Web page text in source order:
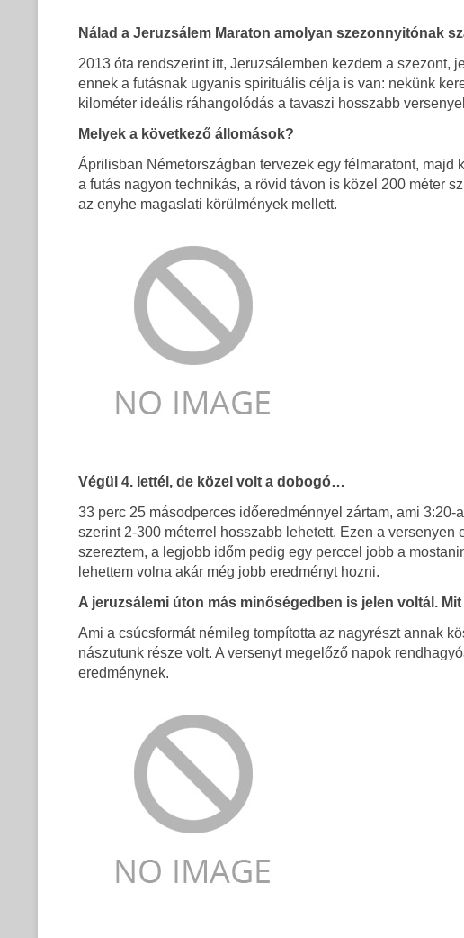
Nálad a Jeruzsálem Maraton amolyan szezonnyitónak
2013 óta rendszerint itt, Jeruzsálemben kezdem a szezont,
ennek a futásnak ugyanis spirituális célja is van: nekünk
kilométer ideális ráhangolódás a tavaszi hosszabb
Melyek a következő állomások?
Áprilisban Németországban tervezek egy félmaratont,
a futás nagyon technikás, a rövid távon is közel 200 méter
az enyhe magaslati körülmények mellett.
Végül 4. lettél, de közel volt a dobogó…
33 perc 25 másodperces időeredménnyel zártam, ami
szerint 2-300 méterrel hosszabb lehetett. Ezen a
szereztem, a legjobb időm pedig egy perccel jobb a
lehettem volna akár még jobb eredményt hozni.
A jeruzsálemi úton más minőségedben is jelen voltál.
Ami a csúcsformát némileg tompította az nagyrészt annak
nászutunk része volt. A versenyt megelőző napok
eredménynek.